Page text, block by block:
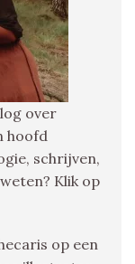
over
hoofd
schrijven,
Klik op
op een